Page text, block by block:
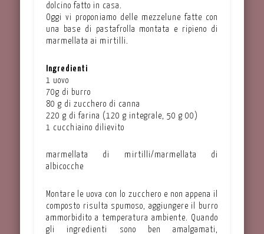
dolcino fatto in casa.
Oggi vi proponiamo delle mezzelune fatte con
una base di pastafrolla montata e ripieno di
marmellata ai mirtilli.
Ingredienti
1 uovo
70g di burro
80 g di zucchero di canna
220 g di farina (120 g integrale, 50 g 00)
1 cucchiaino dilievito
marmellata di mirtilli/marmellata di
albicocche
Montare le uova con lo zucchero e non appena il
composto risulta spumoso, aggiungere il burro
ammorbidito a temperatura ambiente. Quando
gli ingredienti sono ben amalgamati,